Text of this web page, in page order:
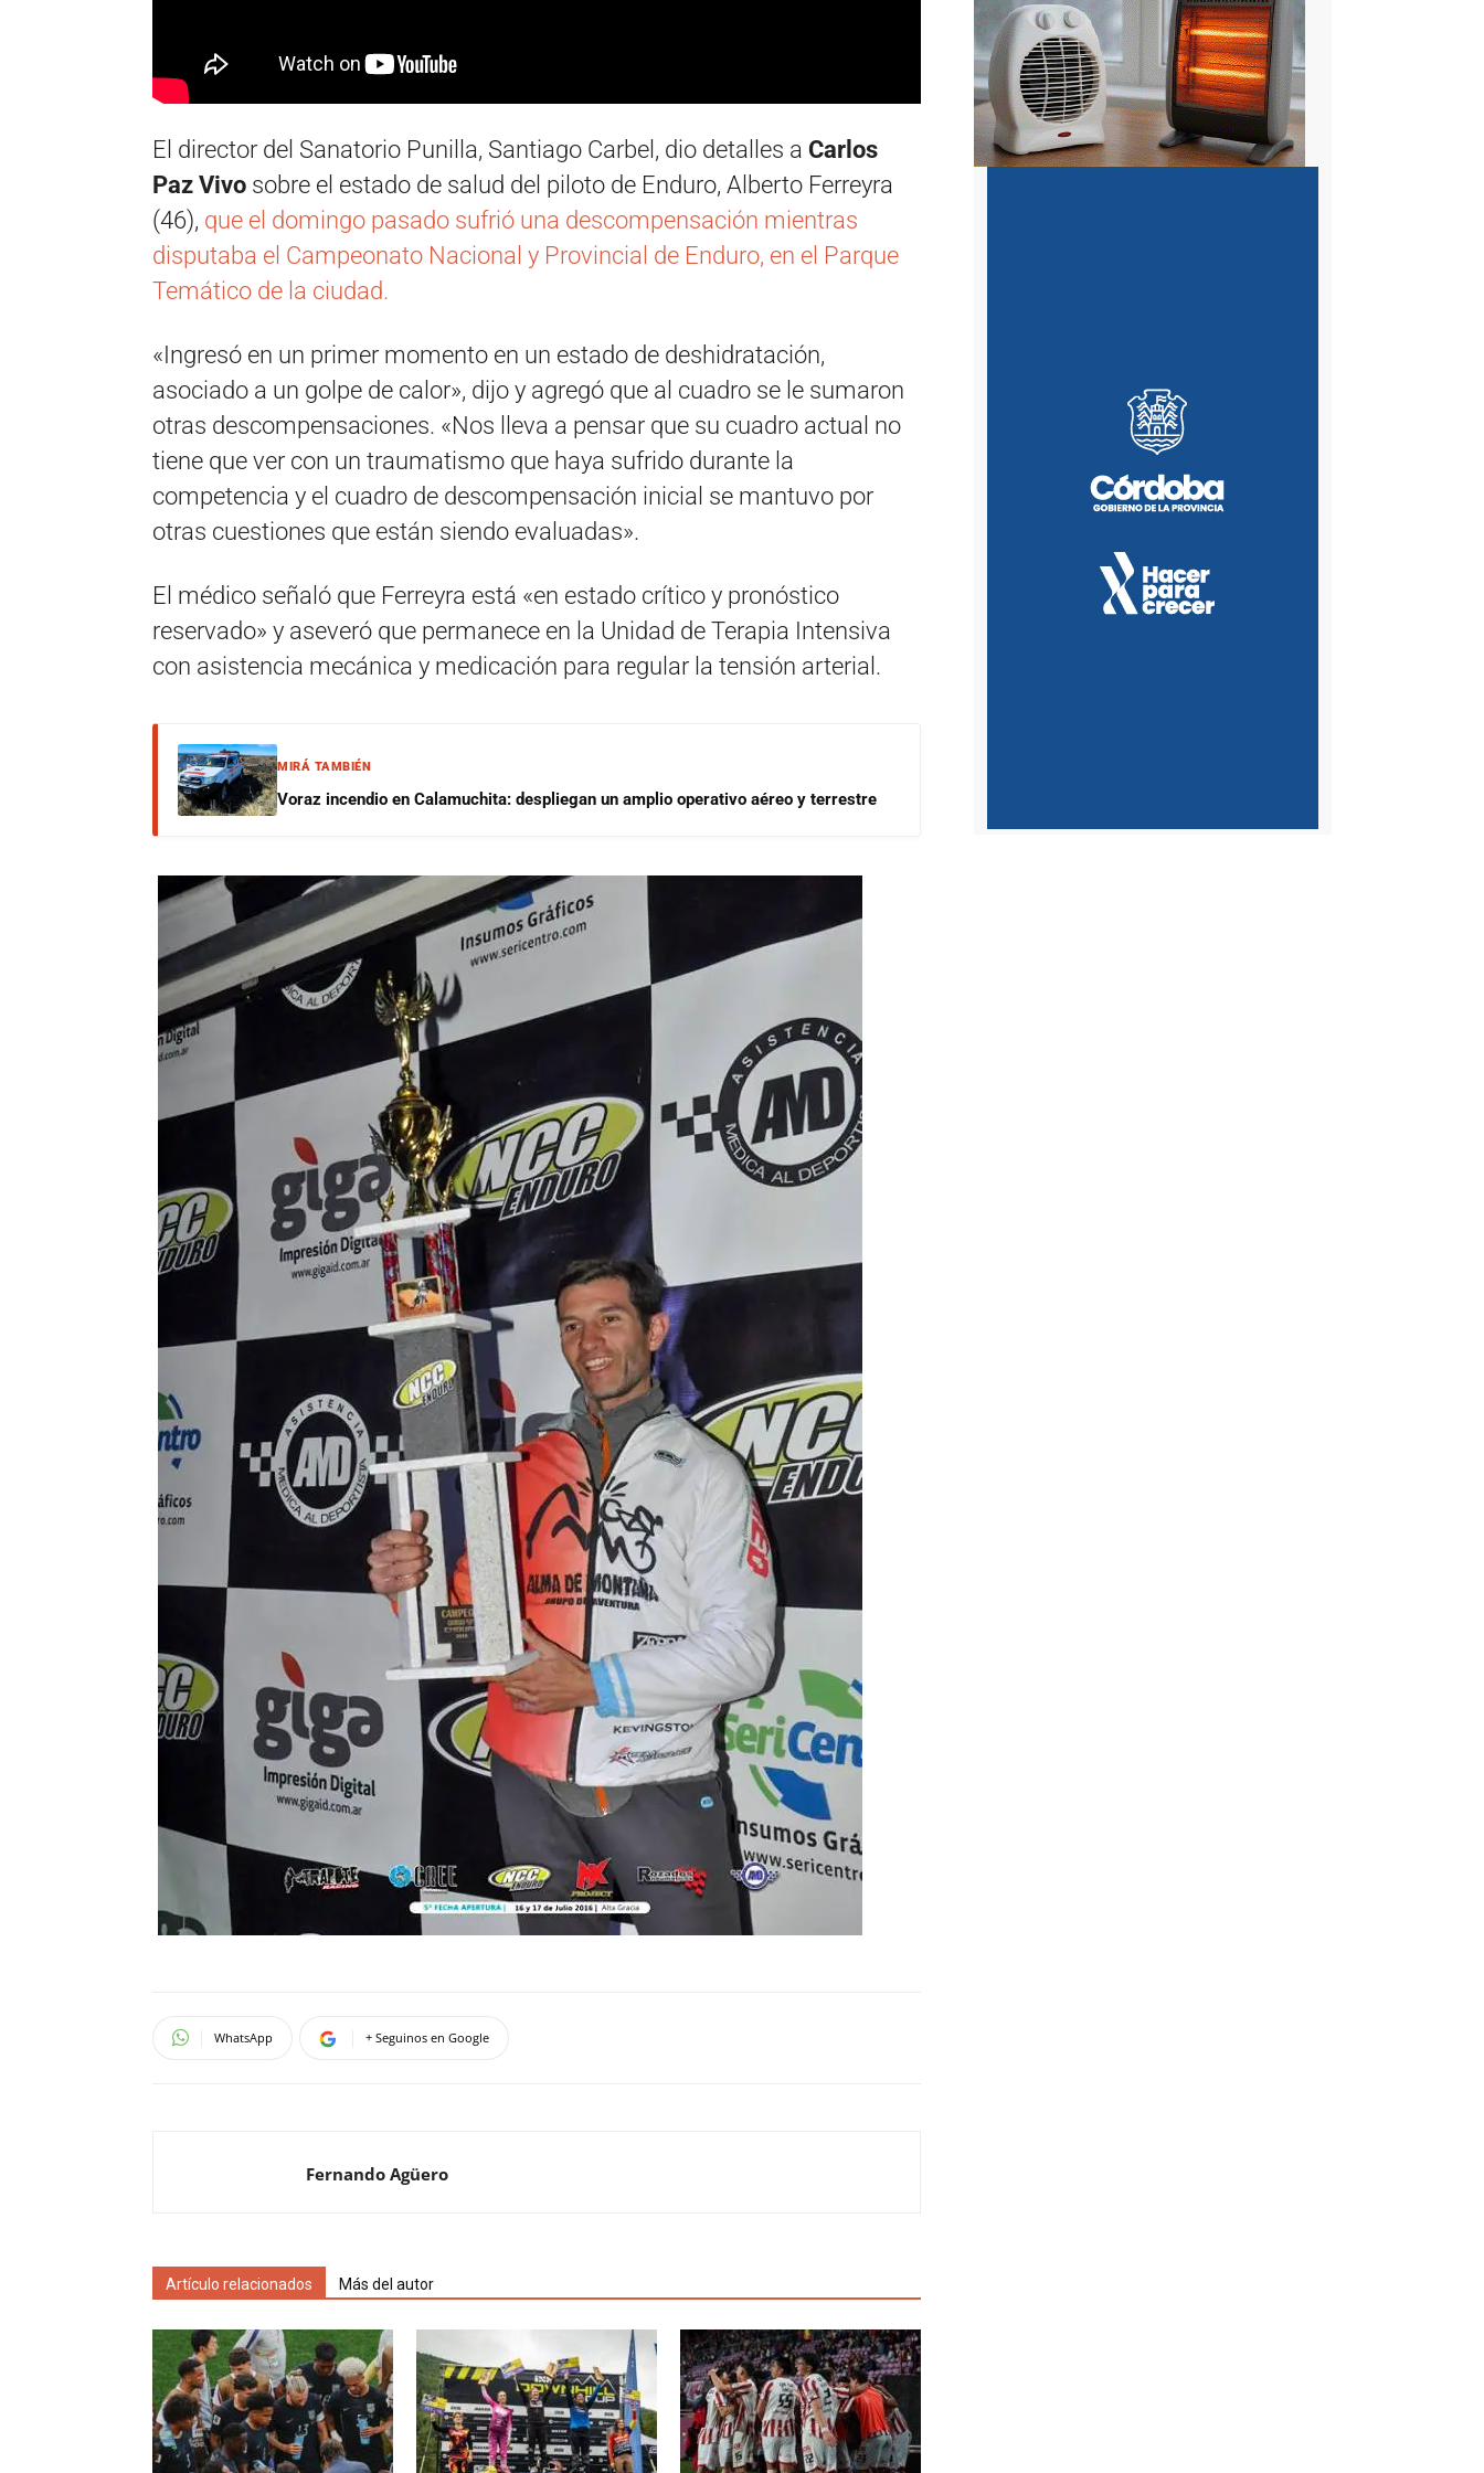
El director del Sanatorio Punilla, Santiago Carbel, dio detalles a Carlos
Paz Vivo sobre el estado de salud del piloto de Enduro, Alberto Ferreyra
(46), que el domingo pasado sufrió una descompensación mientras
disputaba el Campeonato Nacional y Provincial de Enduro, en el Parque
Temático de la ciudad.
«Ingresó en un primer momento en un estado de deshidratación,
asociado a un golpe de calor», dijo y agregó que al cuadro se le sumaron
otras descompensaciones. «Nos lleva a pensar que su cuadro actual no
tiene que ver con un traumatismo que haya sufrido durante la
competencia y el cuadro de descompensación inicial se mantuvo por
otras cuestiones que están siendo evaluadas».
El médico señaló que Ferreyra está «en estado crítico y pronóstico
reservado» y aseveró que permanece en la Unidad de Terapia Intensiva
con asistencia mecánica y medicación para regular la tensión arterial.
MIRÁ TAMBIÉN
Voraz incendio en Calamuchita: despliegan un amplio operativo aéreo y terrestre
WhatsApp + Seguinos en Google
Fernando Agüero
Artículo relacionados Más del autor